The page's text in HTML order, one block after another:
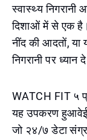
स्वास्थ्य
दिशाओं में से एक है।
नींद की आदतों,
निगरानी पर ध्यान
WATCH FIT ५
यह उपकरण
जो २४/७ डेटा